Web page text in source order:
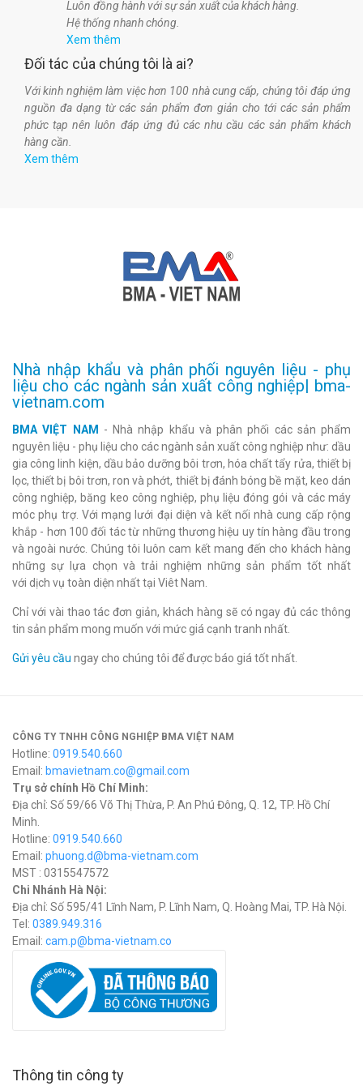
Luôn đồng hành với sự sản xuất của khách hàng.
Hệ thống nhanh chóng.
Xem thêm
Đối tác của chúng tôi là ai?
Với kinh nghiệm làm việc hơn 100 nhà cung cấp, chúng tôi đáp ứng
nguồn đa dạng từ các sản phẩm đơn giản cho tới các sản phẩm
phức tạp nên luôn đáp ứng đủ các nhu cầu các sản phẩm khách
hàng cần.
Xem thêm
Nhà nhập khẩu và phân phối nguyên liệu - phụ
liệu cho các ngành sản xuất công nghiệp| bma-
vietnam.com
BMA VIỆT NAM
- Nhà nhập khẩu và phân phối các sản phẩm
nguyên liệu - phụ liệu cho các ngành sản xuất công nghiệp như: dầu
gia công linh kiện, dầu bảo dưỡng bôi trơn, hóa chất tẩy rửa, thiết bị
lọc, thiết bị bôi trơn, ron và phớt, thiết bị đánh bóng bề mặt, keo dán
công nghiệp, băng keo công nghiệp, phụ liệu đóng gói và các máy
móc phụ trợ. Với mạng lưới đại diện và kết nối nhà cung cấp rộng
khắp - hơn 100 đối tác từ những thương hiệu uy tín hàng đầu trong
và ngoài nước. Chúng tôi luôn cam kết mang đến cho khách hàng
những sự lựa chọn và trải nghiệm những sản phẩm tốt nhất
với dịch vụ toàn diện nhất tại Viêt Nam.
Chỉ với vài thao tác đơn giản, khách hàng sẽ có ngay đủ các thông
tin sản phẩm mong muốn với mức giá cạnh tranh nhất.
Gửi yêu cầu ngay cho chúng tôi để được báo giá tốt nhất.
CÔNG TY TNHH CÔNG NGHIỆP BMA VIỆT NAM
Hotline: 0919.540.660
Email: bmavietnam.co@gmail.com
Trụ sở chính Hồ Chí Minh:
Địa chỉ: Số 59/66 Võ Thị Thừa, P. An Phú Đông, Q. 12, TP. Hồ Chí
Minh.
Hotline: 0919.540.660
Email: phuong.d@bma-vietnam.com
MST : 0315547572
Chi Nhánh Hà Nội:
Địa chỉ: Số 595/41 Lĩnh Nam, P. Lĩnh Nam, Q. Hoàng Mai, TP. Hà Nội.
Tel: 0389.949.316
Email: cam.p@bma-vietnam.co
Thông tin công ty